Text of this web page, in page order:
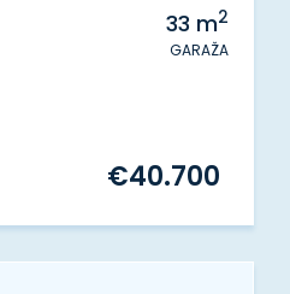
33 m2
GARAŽA
€40.700